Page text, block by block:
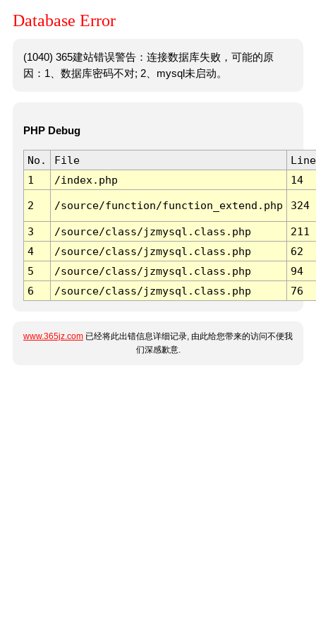
Database Error
(1040) 365建站错误警告：连接数据库失败，可能的原
因：1、数据库密码不对; 2、mysql未启动。
PHP Debug
No. File
Line
1
/index.php 14
2 /source/function/function_extend.php 324
3 /source/class/jzmysql.class.php
211
4
/source/class/jzmysql.class.php
62
5
/source/class/jzmysql.class.php
94
6
/source/class/jzmysql.class.php 76
www.365jz.com 已经将此出错信息详细记录, 由此给您带来的访问不便我
们深感歉意.